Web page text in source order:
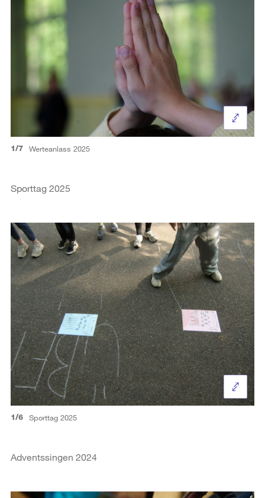
1/7 Werteanlass 2025
Sporttag 2025
1/6 Sporttag 2025
Adventssingen 2024